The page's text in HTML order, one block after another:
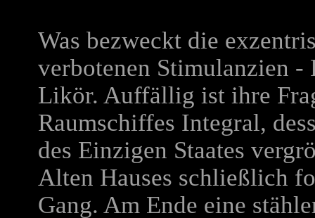
Was bezweckt die
verbotenen Stimulanzien -
Likör. Auffällig ist ihre
Raumschiffes Integral,
des Einzigen Staates
Alten Hauses schließlich
Gang. Am Ende eine